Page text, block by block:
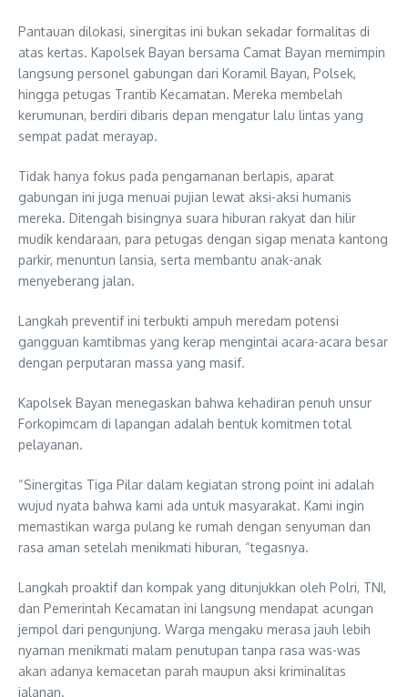
Pantauan dilokasi, sinergitas ini bukan sekadar formalitas di
atas kertas. Kapolsek Bayan bersama Camat Bayan memimpin
langsung personel gabungan dari Koramil Bayan, Polsek,
hingga petugas Trantib Kecamatan. Mereka membelah
kerumunan, berdiri dibaris depan mengatur lalu lintas yang
sempat padat merayap.
Tidak hanya fokus pada pengamanan berlapis, aparat
gabungan ini juga menuai pujian lewat aksi-aksi humanis
mereka. Ditengah bisingnya suara hiburan rakyat dan hilir
mudik kendaraan, para petugas dengan sigap menata kantong
parkir, menuntun lansia, serta membantu anak-anak
menyeberang jalan.
Langkah preventif ini terbukti ampuh meredam potensi
gangguan kamtibmas yang kerap mengintai acara-acara besar
dengan perputaran massa yang masif.
Kapolsek Bayan menegaskan bahwa kehadiran penuh unsur
Forkopimcam di lapangan adalah bentuk komitmen total
pelayanan.
“Sinergitas Tiga Pilar dalam kegiatan strong point ini adalah
wujud nyata bahwa kami ada untuk masyarakat. Kami ingin
memastikan warga pulang ke rumah dengan senyuman dan
rasa aman setelah menikmati hiburan, “tegasnya.
Langkah proaktif dan kompak yang ditunjukkan oleh Polri, TNI,
dan Pemerintah Kecamatan ini langsung mendapat acungan
jempol dari pengunjung. Warga mengaku merasa jauh lebih
nyaman menikmati malam penutupan tanpa rasa was-was
akan adanya kemacetan parah maupun aksi kriminalitas
jalanan.